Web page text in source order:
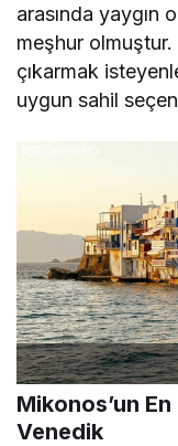
arasında yaygın
meşhur olmuştur.
çıkarmak
uygun sahil
Mikonos’un
Venedik